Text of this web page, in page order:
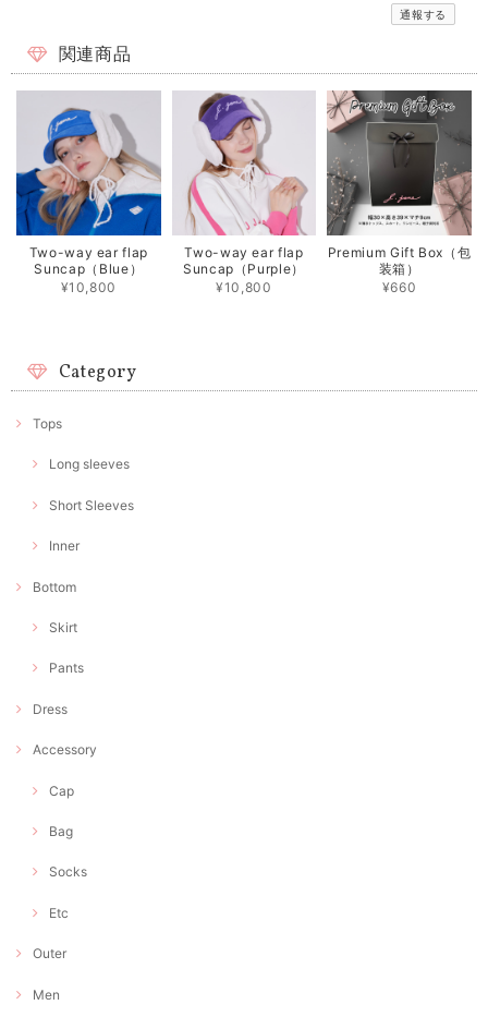
通報する
関連商品
Two-way ear flap
Suncap（Blue）
¥10,800
Two-way ear flap
Suncap（Purple）
¥10,800
Premium Gift Box（包
装箱）
¥660
Category
Tops
Long sleeves
Short Sleeves
Inner
Bottom
Skirt
Pants
Dress
Accessory
Cap
Bag
Socks
Etc
Outer
Men